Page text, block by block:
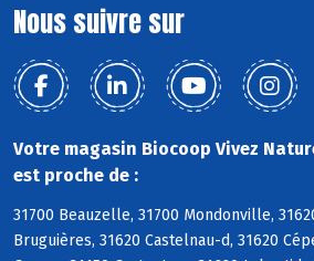
Nous suivre sur
Votre magasin Biocoop Vivez
est proche de :
31700 Beauzelle, 31700 Mondonville,
Bruguières, 31620 Castelnau-d, 31620